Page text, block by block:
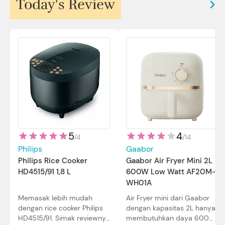
Today's Review
5/4
Philips
Philips Rice Cooker
HD4515/91 1,8 L
Memasak lebih mudah
dengan rice cooker Philips
HD4515/91. Simak reviewnya
4/14
Gaabor
Gaabor Air Fryer Mini 2L
600W Low Watt AF20M-
WH01A
Air Fryer mini dari Gaabor
dengan kapasitas 2L hanya
membutuhkan daya 600W